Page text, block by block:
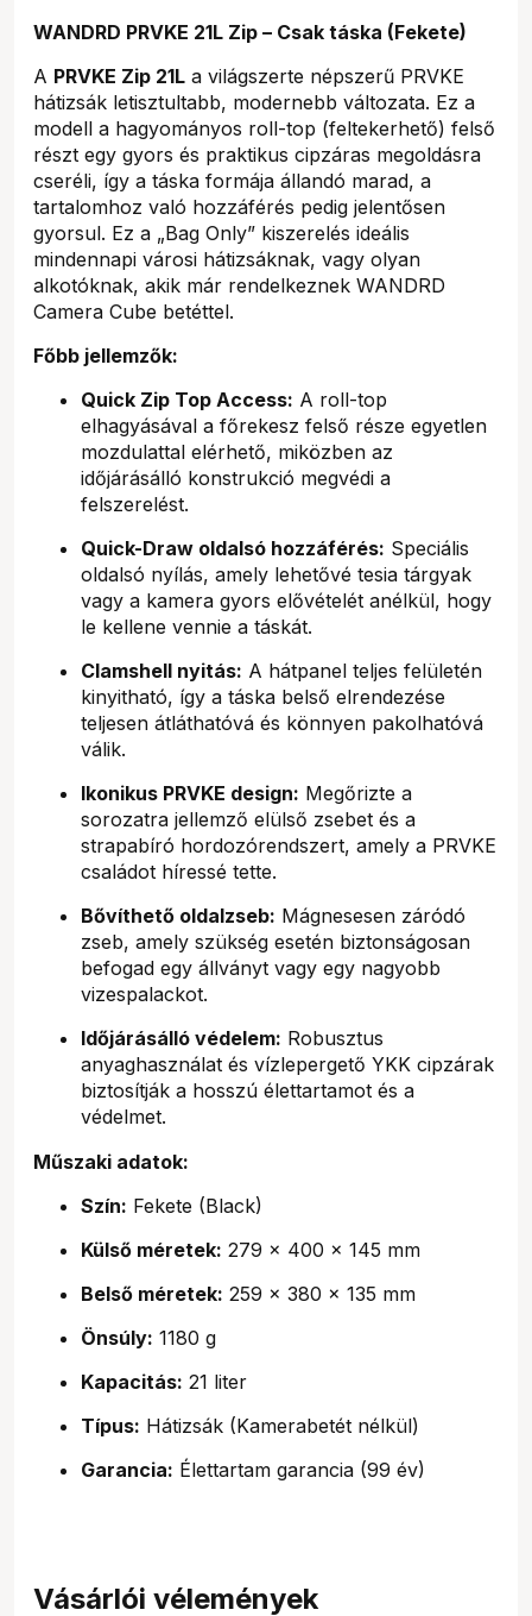
WANDRD PRVKE 21L Zip – Csak táska (Fekete)
A PRVKE Zip 21L a világszerte népszerű PRVKE
hátizsák letisztultabb, modernebb változata. Ez a
modell a hagyományos roll-top (feltekerhető) felső
részt egy gyors és praktikus cipzáras megoldásra
cseréli, így a táska formája állandó marad, a
tartalomhoz való hozzáférés pedig jelentősen
gyorsul. Ez a „Bag Only” kiszerelés ideális
mindennapi városi hátizsáknak, vagy olyan
alkotóknak, akik már rendelkeznek WANDRD
Camera Cube betéttel.
Főbb jellemzők:
Quick Zip Top Access: A roll-top
elhagyásával a főrekesz felső része egyetlen
mozdulattal elérhető, miközben az
időjárásálló konstrukció megvédi a
felszerelést.
Quick-Draw oldalsó hozzáférés: Speciális
oldalsó nyílás, amely lehetővé tesia tárgyak
vagy a kamera gyors elővételét anélkül, hogy
le kellene vennie a táskát.
Clamshell nyitás: A hátpanel teljes felületén
kinyitható, így a táska belső elrendezése
teljesen átláthatóvá és könnyen pakolhatóvá
válik.
Ikonikus PRVKE design: Megőrizte a
sorozatra jellemző elülső zsebet és a
strapabíró hordozórendszert, amely a PRVKE
családot híressé tette.
Bővíthető oldalzseb: Mágnesesen záródó
zseb, amely szükség esetén biztonságosan
befogad egy állványt vagy egy nagyobb
vizespalackot.
Időjárásálló védelem: Robusztus
anyaghasználat és vízlepergető YKK cipzárak
biztosítják a hosszú élettartamot és a
védelmet.
Műszaki adatok:
Szín: Fekete (Black)
Külső méretek: 279 x 400 x 145 mm
Belső méretek: 259 x 380 x 135 mm
Önsúly: 1180 g
Kapacitás: 21 liter
Típus: Hátizsák (Kamerabetét nélkül)
Garancia: Élettartam garancia (99 év)
Vásárlói vélemények